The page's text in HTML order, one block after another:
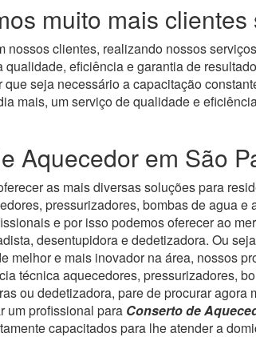
muito mais clientes
clientes, realizando nossos
eficiência e garantia de
seja necessário a capacitação
mais, um serviço de qualidade e
Aquecedor em São
as mais diversas soluções para
pressurizadores, bombas de agua e
e por isso podemos oferecer ao
desentupidora e dedetizadora. Ou
melhor e mais inovador na área, nossos
técnica aquecedores, pressurizadores,
ou dedetizadora, pare de procurar agora
um profissional para Conserto de
capacitados para lhe atender a